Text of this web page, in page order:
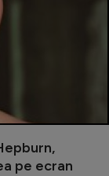
pe ecran